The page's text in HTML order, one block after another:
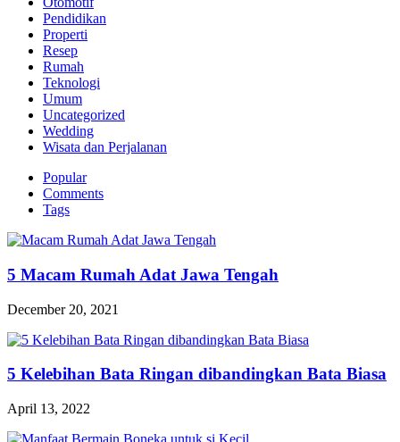
Pendidikan
Properti
Resep
Rumah
Teknologi
Umum
Uncategorized
Wedding
Wisata dan Perjalanan
Popular
Comments
Tags
5 Macam Rumah Adat Jawa Tengah
December 20, 2021
5 Kelebihan Bata Ringan dibandingkan Bata Biasa
April 13, 2022